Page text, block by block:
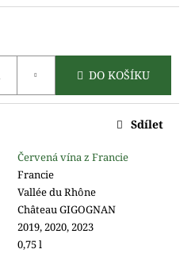
DO KOŠÍKU
Červená vína z Francie
Francie
Vallée du Rhône
Château GIGOGNAN
2019, 2020, 2023
0,75 l
Sdílet